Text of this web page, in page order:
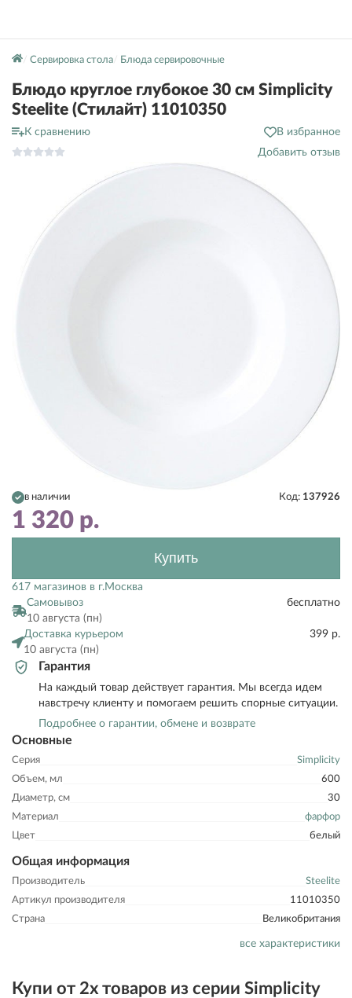
Сервировка стола Блюда сервировочные
Блюдо круглое глубокое 30 см Simplicity
Steelite (Стилайт) 11010350
К сравнению
В избранное
Добавить отзыв
Основные
Серия
Simplicity
Объем, мл
600
Диаметр, см
30
Материал
фарфор
Цвет
белый
Общая информация
Производитель
Steelite
Артикул производителя
11010350
Страна
Великобритания
все характеристики
в наличии Код: 137926
1 320 р.
Купить
617 магазинов в г.Москва
Самовывоз
10 августа (пн)
бесплатно
Доставка курьером
10 августа (пн)
399 р.
Гарантия
На каждый товар действует гарантия. Мы всегда идем
навстречу клиенту и помогаем решить спорные ситуации.
Подробнее о гарантии, обмене и возврате
Купи от 2х товаров из серии Simplicity